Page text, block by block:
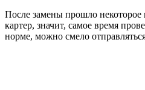
После замены прошло некоторое
картер, значит, самое время
норме, можно смело